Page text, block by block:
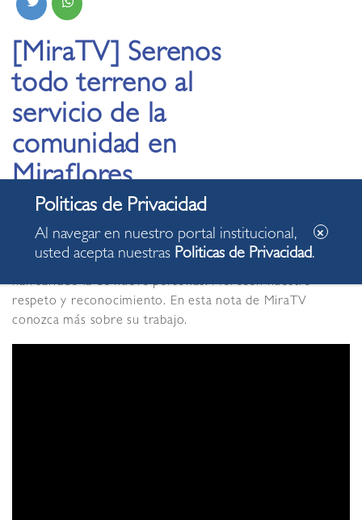
[MiraTV] Serenos
todo terreno al
servicio de la
comunidad en
Miraflores
12.08.2020
Ponen en riesgo su vida por la ajena. En lo que va de 2020
han salvado la de nueve personas. Merecen nuestro
respeto y reconocimiento. En esta nota de MiraTV
conozca más sobre su trabajo.
Al navegar en nuestro portal institucional,
usted acepta nuestras Politicas de Privacidad.